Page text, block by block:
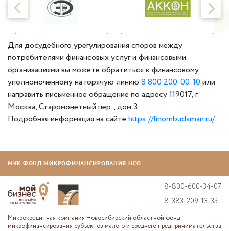
Для досудебного урегулирования споров между
потребителями финансовых услуг и финансовыми
организациями вы можете обратиться к финансовому
уполномоченному на горячую линию 8 800 200-00-10 или
направить письменное обращение по адресу 119017, г.
Москва, Старомонетный пер., дом 3.
Подробная информация на сайте https://finombudsman.ru/
МКК ФОНД МИКРОФИНАНСИРОВАНИЯ НСО
8-800-600-34-07
8-383-209-13-33
Микрокредитная компания Новосибирский областной фонд
микрофинансирования субъектов малого и среднего предпринимательства